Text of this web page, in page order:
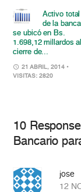
Activo total
de la banca
se ubicó en Bs.
1.698,12 millardos al
cierre de...
21 ABRIL, 2014 •
VISITAS: 2820
10
Bancario
jose
12